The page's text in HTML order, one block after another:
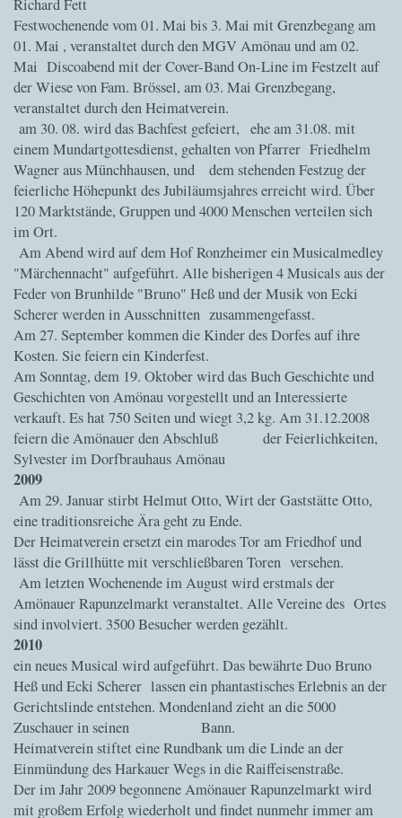
Richard Fett
Festwochenende vom 01. Mai bis 3. Mai mit Grenzbegang am
01. Mai , veranstaltet durch den MGV Amönau und am 02.
Mai Discoabend mit der Cover-Band On-Line im Festzelt auf
der Wiese von Fam. Brössel, am 03. Mai Grenzbegang,
veranstaltet durch den Heimatverein.
am 30. 08. wird das Bachfest gefeiert, ehe am 31.08. mit
einem Mundartgottesdienst, gehalten von Pfarrer Friedhelm
Wagner aus Münchhausen, und dem stehenden Festzug der
feierliche Höhepunkt des Jubiläumsjahres erreicht wird. Über
120 Marktstände, Gruppen und 4000 Menschen verteilen sich
im Ort.
Am Abend wird auf dem Hof Ronzheimer ein Musicalmedley
"Märchennacht" aufgeführt. Alle bisherigen 4 Musicals aus der
Feder von Brunhilde "Bruno" Heß und der Musik von Ecki
Scherer werden in Ausschnitten zusammengefasst.
Am 27. September kommen die Kinder des Dorfes auf ihre
Kosten. Sie feiern ein Kinderfest.
Am Sonntag, dem 19. Oktober wird das Buch Geschichte und
Geschichten von Amönau vorgestellt und an Interessierte
verkauft. Es hat 750 Seiten und wiegt 3,2 kg. Am 31.12.2008
feiern die Amönauer den Abschluß der Feierlichkeiten,
Sylvester im Dorfbrauhaus Amönau
2009
Am 29. Januar stirbt Helmut Otto, Wirt der Gaststätte Otto,
eine traditionsreiche Ära geht zu Ende.
Der Heimatverein ersetzt ein marodes Tor am Friedhof und
lässt die Grillhütte mit verschließbaren Toren versehen.
Am letzten Wochenende im August wird erstmals der
Amönauer Rapunzelmarkt veranstaltet. Alle Vereine des Ortes
sind involviert. 3500 Besucher werden gezählt.
2010
ein neues Musical wird aufgeführt. Das bewährte Duo Bruno
Heß und Ecki Scherer lassen ein phantastisches Erlebnis an der
Gerichtslinde entstehen. Mondenland zieht an die 5000
Zuschauer in seinen Bann.
Heimatverein stiftet eine Rundbank um die Linde an der
Einmündung des Harkauer Wegs in die Raiffeisenstraße.
Der im Jahr 2009 begonnene Amönauer Rapunzelmarkt wird
mit großem Erfolg wiederholt und findet nunmehr immer am